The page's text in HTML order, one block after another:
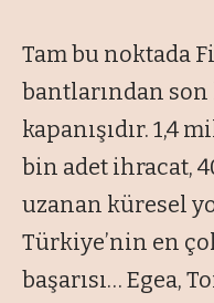
Tam bu noktada
bantlarından
kapanışıdır. 1,4
bin adet ihracat,
uzanan küresel
Türkiye’nin en
başarısı… Egea,